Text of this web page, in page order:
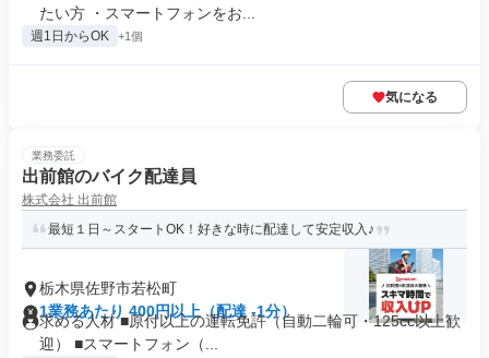
たい方 ・スマートフォンをお...
週1日からOK +1個
気になる
業務委託
出前館のバイク配達員
株式会社 出前館
最短１日～スタートOK！好きな時に配達して安定収入♪
栃木県佐野市若松町
1業務あたり 400円以上（配達 -1分）
求める人材 ■原付以上の運転免許（自動二輪可・125cc以上歓
迎） ■スマートフォン（...